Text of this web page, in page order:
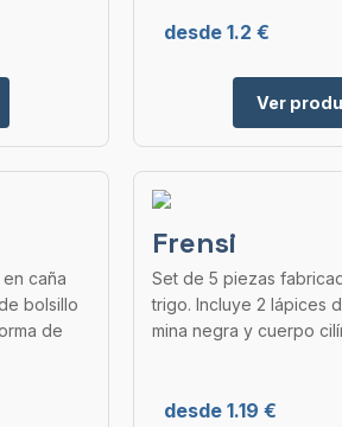
desde 1.2 €
Ver
caña
bolsillo
de
Frensi
Set de 5 piezas
trigo. Incluye 2 lápices
mina negra y cuerpo
desde 1.19 €